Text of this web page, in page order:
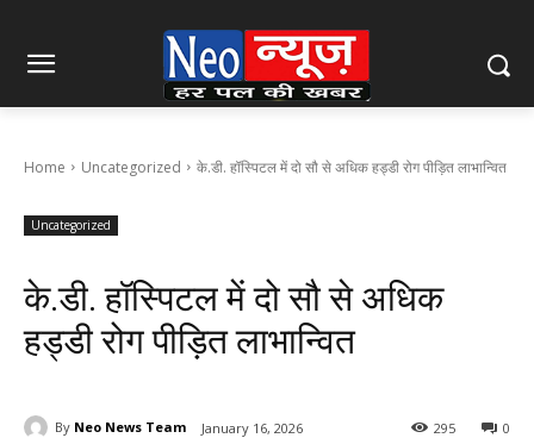
Home Uncategorized के.डी. हॉस्पिटल में दो सौ से अधिक हड्डी रोग पीड़ित लाभान्वित
Uncategorized
के.डी. हॉस्पिटल में दो सौ से अधिक
हड्डी रोग पीड़ित लाभान्वित
By Neo News Team January 16, 2026 0
295